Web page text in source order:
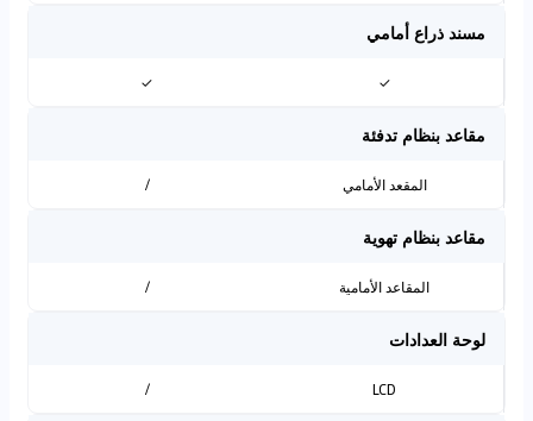
مسند ذراع أمامي
✓
✓
مقاعد بنظام تدفئة
المقعد الأمامي /
مقاعد بنظام تهوية
المقاعد الأمامية /
لوحة العدادات
LCD
/